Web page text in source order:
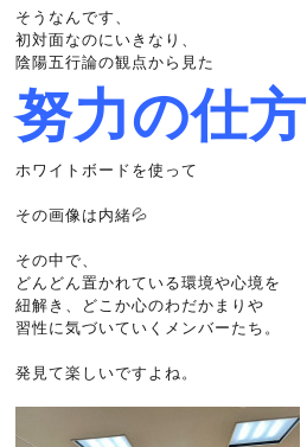
そうなんです、
初対面なのにいきなり、
陰陽五行論の観点から見た
努力の仕方
ホワイトボードを使って
その画像は内緒💦
その中で、
どんどん置かれている環境や心境を
紐解き、どこか心のわだかまりや
習性に気づいていくメンバーたち。
発見て楽しいですよね。